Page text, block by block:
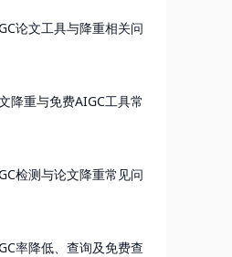
论文工具与降重相关问
降重与免费AIGC工具常
检测与论文降重常见问
率降低、查询及免费查